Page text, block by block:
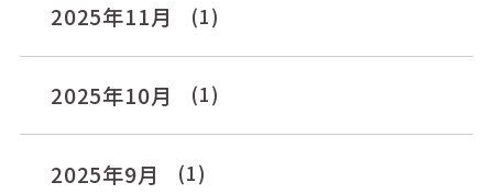
2025年11月 (1)
2025年10月 (1)
2025年9月 (1)